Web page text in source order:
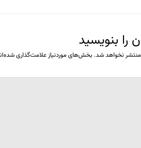
را بنویسید
نخواهد شد. بخش‌های موردنیاز علامت‌گذاری